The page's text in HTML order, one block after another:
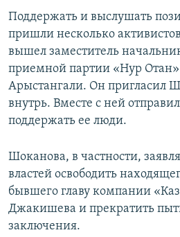
Поддержать и выслушать
пришли несколько
вышел заместитель
приемной партии «Нур
Арыстангали. Он пригласил
внутрь. Вместе с ней
поддержать ее люди.
Шоканова, в частности,
властей освободить
бывшего главу компании
Джакишева и прекратить
заключения.